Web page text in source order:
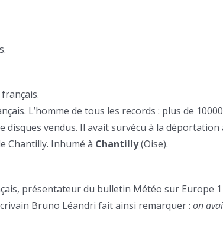
L’homme de tous les records : plus de
vendus. Il avait survécu à la déportation
Chantilly. Inhumé à Chantilly(Oise).
présentateur du bulletin Météo sur Europe 1
Bruno Léandri fait ainsi remarquer : on